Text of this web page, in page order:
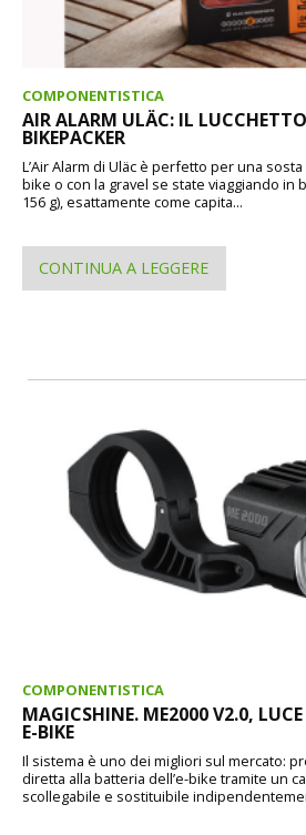
COMPONENTISTICA
AIR ALARM ULÄC: IL
BIKEPACKER
L’Air Alarm di Uläc è perfetto per una
bike o con la gravel se state viaggiando in
156 g), esattamente come capita...
CONTINUA A LEGGERE
COMPONENTISTICA
MAGICSHINE. ME2000 V2.0,
E-BIKE
Il sistema è uno dei migliori sul mercato:
diretta alla batteria dell’e-bike tramite un
scollegabile e sostituibile